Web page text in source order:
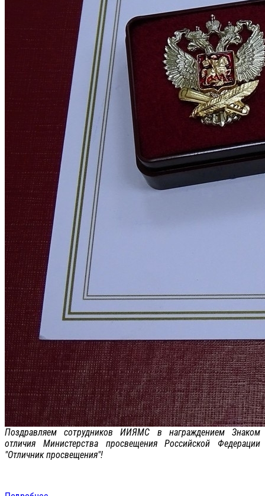
Поздравляем сотрудников ИИЯМС в награждением Знаком
отличия Министерства просвещения Российской Федерации
"Отличник просвещения"!